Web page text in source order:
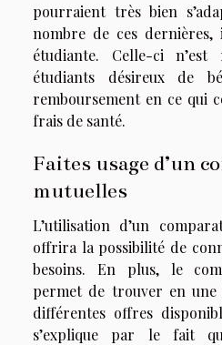
pourraient très bien
nombre de ces
étudiante. Celle-ci n’est
étudiants désireux de
remboursement en ce qui
frais de santé.
Faites usage d’un
mutuelles
L’utilisation d’un
offrira la possibilité de
besoins. En plus, le
permet de trouver en
différentes offres
s’explique par le fait